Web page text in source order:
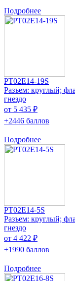
Подробнее
PT02E14-19S
Разъем: круглый;
гнездо
от 5 435 ₽
+2446 баллов
Подробнее
PT02E14-5S
Разъем: круглый;
гнездо
от 4 422 ₽
+1990 баллов
Подробнее